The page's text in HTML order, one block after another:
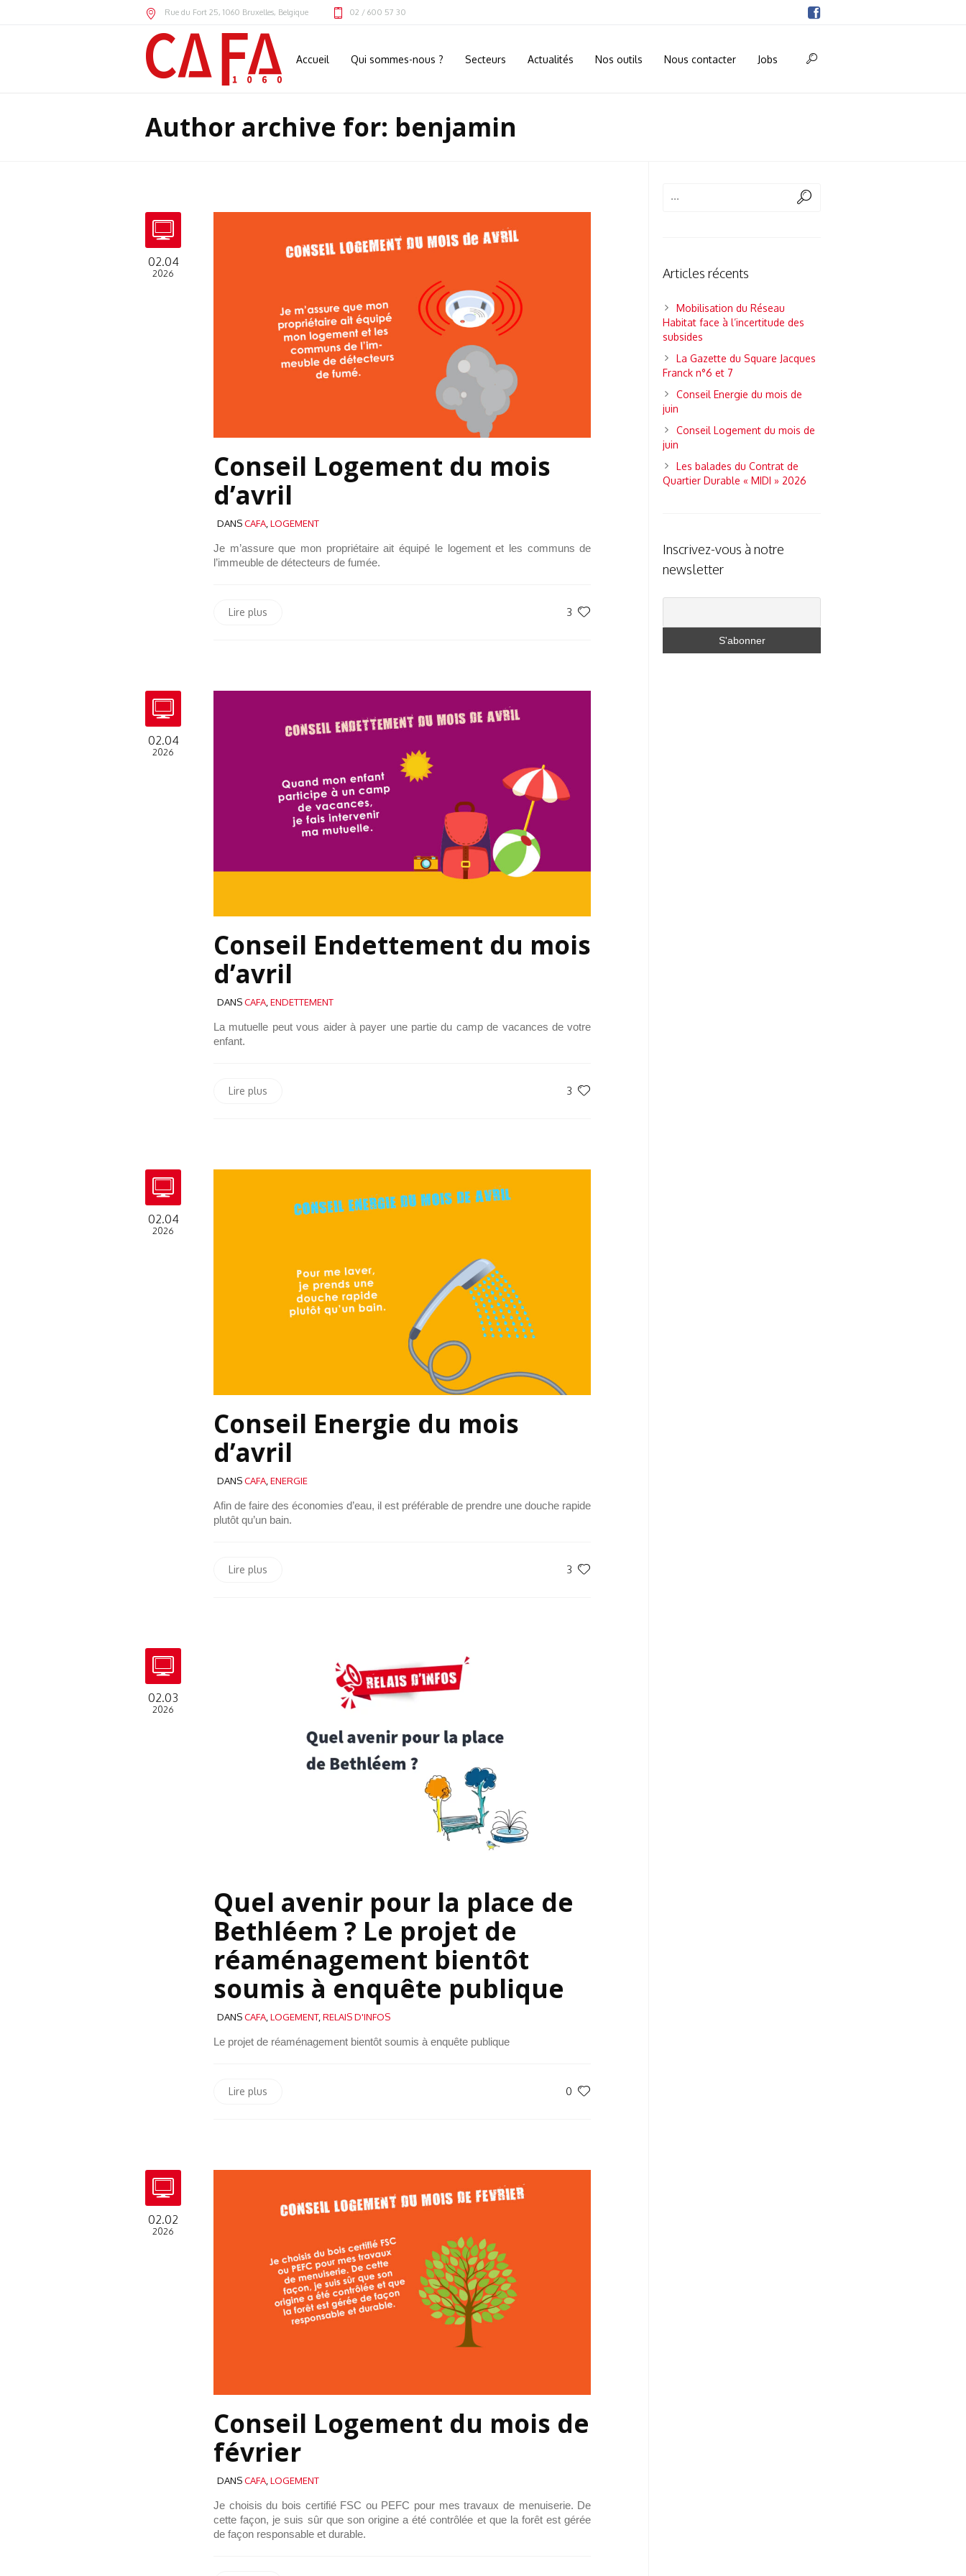
Rue du Fort 25, 1060 Bruxelles, Belgique 02 / 600 57 30
Accueil Qui sommes-nous ? Secteurs Actualités Nos outils Nous contacter Jobs
Author archive for: benjamin
02.04
2026
Conseil Logement du mois
d’avril
DANSCAFA LOGEMENT
Je m’assure que mon propriétaire ait équipé le logement et les communs de
l’immeuble de détecteurs de fumée.
3
Lire plus
02.04
2026
Conseil Endettement du mois
d’avril
DANSCAFA ENDETTEMENT
La mutuelle peut vous aider à payer une partie du camp de vacances de votre
enfant.
3
Lire plus
02.04
2026
Conseil Energie du mois
d’avril
DANSCAFA ENERGIE
Afin de faire des économies d’eau, il est préférable de prendre une douche rapide
plutôt qu’un bain.
3
Lire plus
02.03
2026
Quel avenir pour la place de
Bethléem ? Le projet de
réaménagement bientôt
soumis à enquête publique
DANSCAFA LOGEMENT, RELAIS D'INFOS
Le projet de réaménagement bientôt soumis à enquête publique
0
Lire plus
02.02
2026
Conseil Logement du mois de
février
DANSCAFA,LOGEMENT
Je choisis du bois certifié FSC ou PEFC pour mes travaux de menuiserie. De
cette façon, je suis sûr que son origine a été contrôlée et que la forêt est gérée
de façon responsable et durable.
Articles récents
Mobilisation du Réseau
Habitat face à l’incertitude des
subsides
La Gazette du Square Jacques
Franck n°6 et 7
Conseil Energie du mois de
juin
Conseil Logement du mois de
juin
Les balades du Contrat de
Quartier Durable « MIDI » 2026
Inscrivez-vous à notre
newsletter